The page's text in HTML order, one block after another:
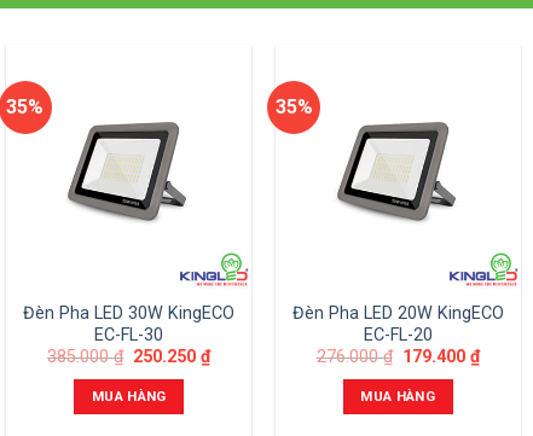
35%
Đèn Pha LED 30W KingECO
EC-FL-30
385.000₫ 250.250₫
MUA HÀNG
35%
Đèn Pha LED 20W KingECO
EC-FL-20
276.000₫ 179.400 ₫
MUA HÀNG